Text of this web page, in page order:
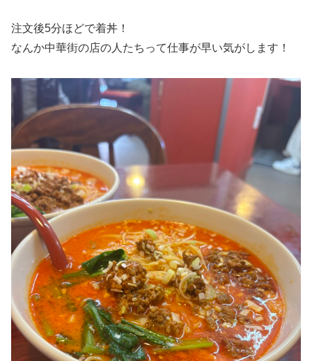
注文後5分ほどで着丼！
なんか中華街の店の人たちって仕事が早い気がします！